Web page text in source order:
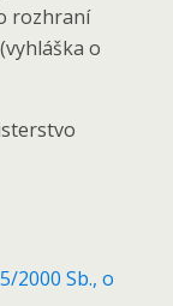
rozhraní
o
2000 Sb., o